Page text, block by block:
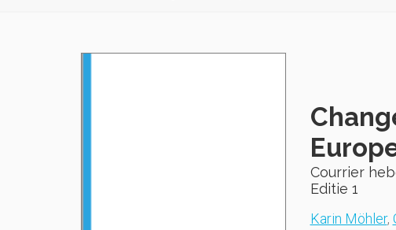
Courrier
Editie 1
Karin Möhler,